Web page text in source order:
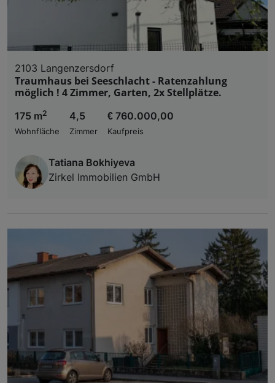
2103 Langenzersdorf
Traumhaus bei Seeschlacht - Ratenzahlung
möglich ! 4 Zimmer, Garten, 2x Stellplätze.
175 m2
Wohnfläche
4,5
Zimmer
€ 760.000,00
Kaufpreis
Tatiana Bokhiyeva
Zirkel Immobilien GmbH